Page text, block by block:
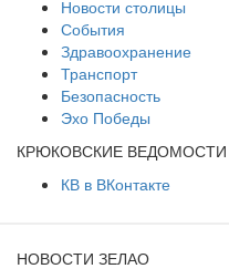
Новости столицы
События
Здравоохранение
Транспорт
Безопасность
Эхо Победы
КРЮКОВСКИЕ
КВ в ВКонтакте
НОВОСТИ ЗЕЛАО